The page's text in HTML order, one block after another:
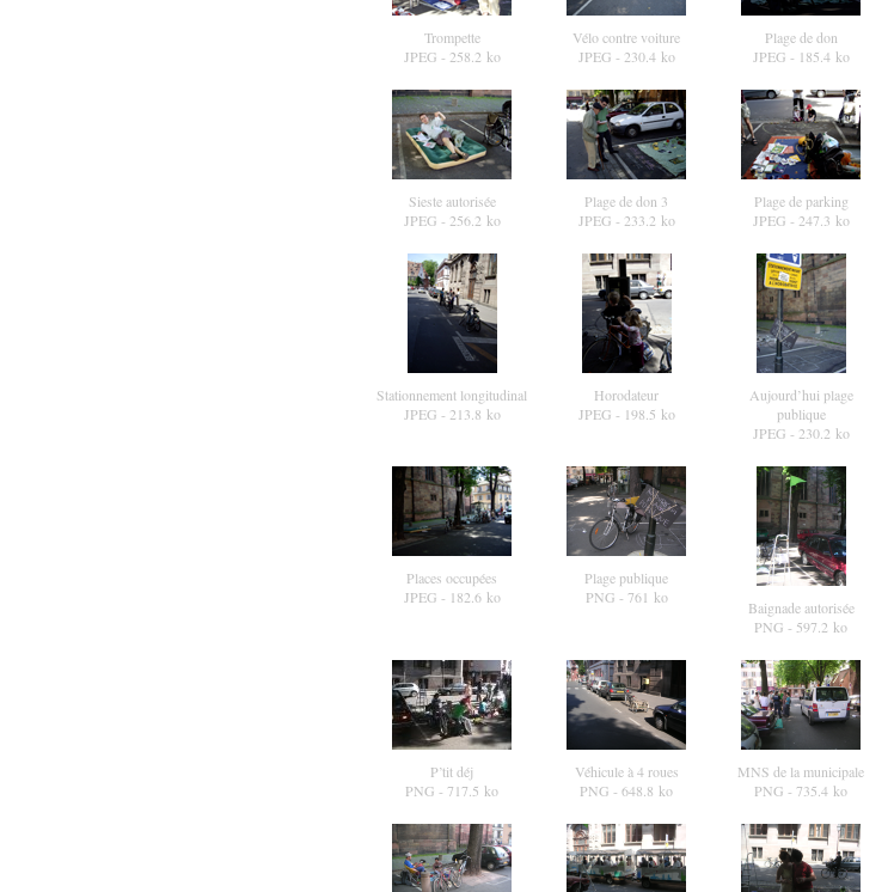
Trompette
JPEG - 258.2 ko
Vélo contre voiture
JPEG - 230.4 ko
Plage de don
JPEG - 185.4 ko
Sieste autorisée
JPEG - 256.2 ko
Plage de don 3
JPEG - 233.2 ko
Plage de parking
JPEG - 247.3 ko
Stationnement longitudinal
JPEG - 213.8 ko
Horodateur
JPEG - 198.5 ko
Aujourd’hui plage
publique
JPEG - 230.2 ko
Places occupées
JPEG - 182.6 ko
Plage publique
PNG - 761 ko
Baignade autorisée
PNG - 597.2 ko
P’tit déj
PNG - 717.5 ko
Véhicule à 4 roues
PNG - 648.8 ko
MNS de la municipale
PNG - 735.4 ko